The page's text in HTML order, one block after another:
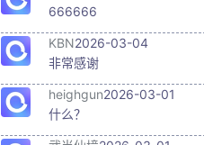
666666
KBN2026-03-04
非常感谢
heighgun2026-03-01
什么？